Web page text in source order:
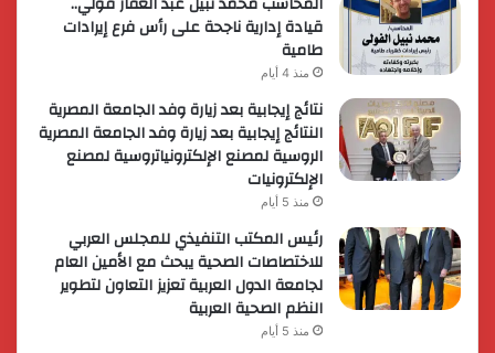
قيادة إدارية ناجحة على رأس فرع إيرادات
طامية
منذ 4 أيام
نتائج إيجابية بعد زيارة وفد الجامعة المصرية
النتائج إيجابية بعد زيارة وفد الجامعة المصرية
الروسية لمصنع الإلكترونياتروسية لمصنع
الإلكترونيات
منذ 5 أيام
رئيس المكتب التنفيذي للمجلس العربي
للاختصاصات الصحية يبحث مع الأمين العام
لجامعة الدول العربية تعزيز التعاون لتطوير
النظم الصحية العربية
منذ 5 أيام